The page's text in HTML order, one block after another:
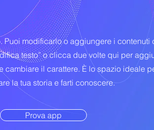
Puoi modificarlo o aggiungere i contenuti
testo” o clicca due volte qui per
cambiare il carattere. È lo spazio ideale
la tua storia e farti conoscere.
Prova app